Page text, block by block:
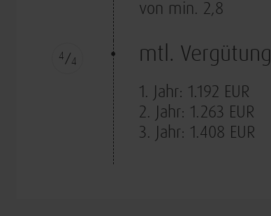
von min. 2,8
4 4 mtl. Vergütung
1. Jahr: 1.192 EUR
2. Jahr: 1.263 EUR
3. Jahr: 1.408 EUR